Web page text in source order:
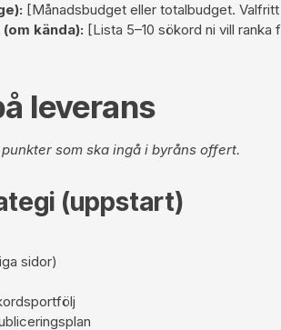
[Månadsbudget eller totalbudget.
kända): [Lista 5–10 sökord ni vill
leverans
som ska ingå i byråns offert.
(uppstart)
sidor)